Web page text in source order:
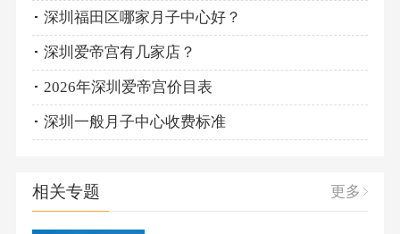
深圳福田区哪家月子中心好？
深圳爱帝宫有几家店？
2026年深圳爱帝宫价目表
深圳一般月子中心收费标准
相关专题 更多